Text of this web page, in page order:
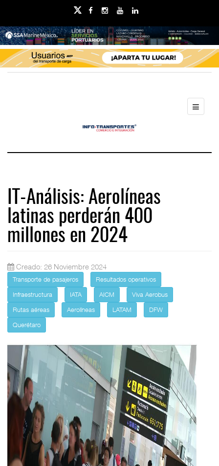
IT-Análisis: Aerolíneas
latinas perderán 400
millones en 2024
Creado: 26 Noviembre 2024
Transporte de pasajeros
Resultados operativos
Infraestructura
IATA AICM
Viva Aerobus
Rutas aéreas
Aerolíneas LATAM
DFW
Querétaro